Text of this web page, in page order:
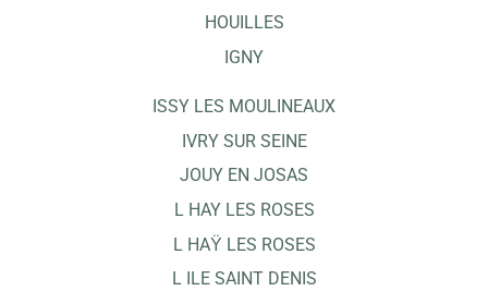
HOUILLES
IGNY
ISSY LES MOULINEAUX
IVRY SUR SEINE
JOUY EN JOSAS
L HAY LES ROSES
L HAŸ LES ROSES
L ILE SAINT DENIS